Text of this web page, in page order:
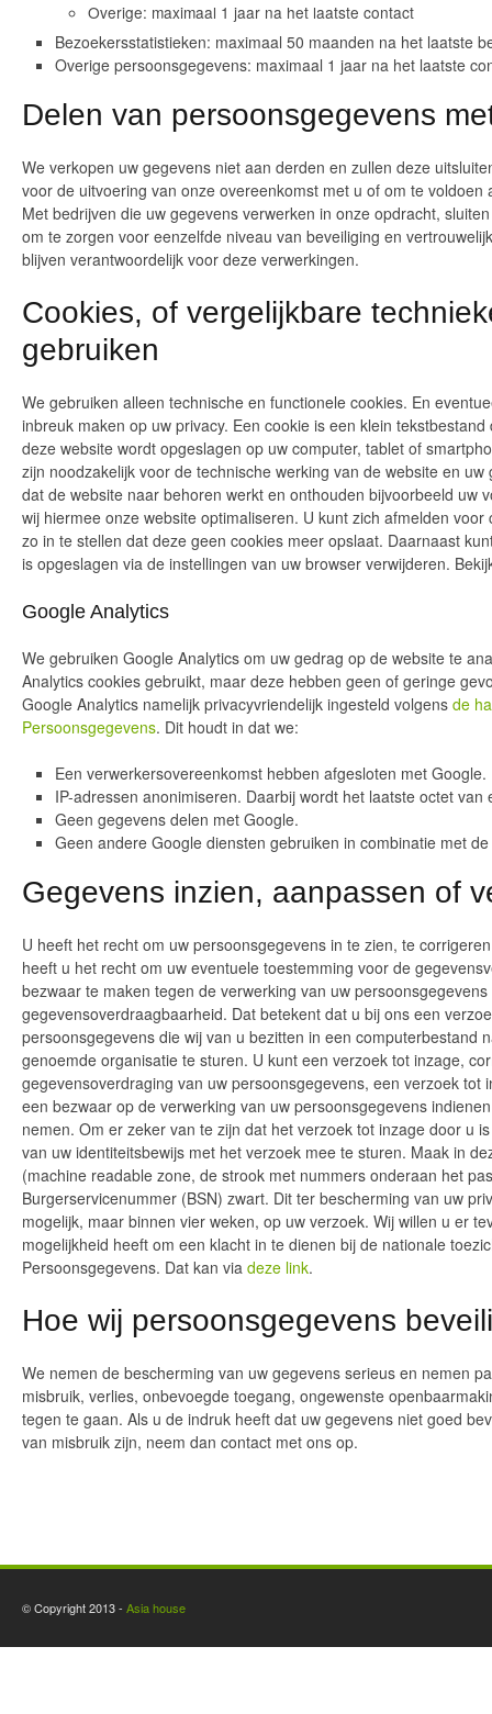
Overige: maximaal 1 jaar na het laatste contact
Bezoekersstatistieken: maximaal 50 maanden na het laatste
Overige persoonsgegevens: maximaal 1 jaar na het laatste
Delen van persoonsgegevens
We verkopen uw gegevens niet aan derden en zullen deze
voor de uitvoering van onze overeenkomst met u of om te voldoen
Met bedrijven die uw gegevens verwerken in onze opdracht,
om te zorgen voor eenzelfde niveau van beveiliging en
blijven verantwoordelijk voor deze verwerkingen.
Cookies, of vergelijkbare
gebruiken
We gebruiken alleen technische en functionele cookies. En
inbreuk maken op uw privacy. Een cookie is een klein
deze website wordt opgeslagen op uw computer, tablet of
zijn noodzakelijk voor de technische werking van de website en
dat de website naar behoren werkt en onthouden bijvoorbeeld uw
wij hiermee onze website optimaliseren. U kunt zich afmelden
zo in te stellen dat deze geen cookies meer opslaat. Daarnaast
is opgeslagen via de instellingen van uw browser verwijderen.
Google Analytics
We gebruiken Google Analytics om uw gedrag op de website te
Analytics cookies gebruikt, maar deze hebben geen of geringe
Google Analytics namelijk privacyvriendelijk ingesteld volgens de
Persoonsgegevens. Dit houdt in dat we:
Een verwerkersovereenkomst hebben afgesloten met Google.
IP-adressen anonimiseren. Daarbij wordt het laatste octet van
Geen gegevens delen met Google.
Geen andere Google diensten gebruiken in combinatie met
Gegevens inzien, aanpassen of
U heeft het recht om uw persoonsgegevens in te zien, te
heeft u het recht om uw eventuele toestemming voor de
bezwaar te maken tegen de verwerking van uw
gegevensoverdraagbaarheid. Dat betekent dat u bij ons een
persoonsgegevens die wij van u bezitten in een computerbestand
genoemde organisatie te sturen. U kunt een verzoek tot inzage,
gegevensoverdraging van uw persoonsgegevens, een verzoek tot
een bezwaar op de verwerking van uw persoonsgegevens
nemen. Om er zeker van te zijn dat het verzoek tot inzage door u
van uw identiteitsbewijs met het verzoek mee te sturen. Maak in
(machine readable zone, de strook met nummers onderaan het
Burgerservicenummer (BSN) zwart. Dit ter bescherming van uw
mogelijk, maar binnen vier weken, op uw verzoek. Wij willen u er
mogelijkheid heeft om een klacht in te dienen bij de nationale
Persoonsgegevens. Dat kan via deze link.
Hoe wij persoonsgegevens
We nemen de bescherming van uw gegevens serieus en nemen
misbruik, verlies, onbevoegde toegang, ongewenste
tegen te gaan. Als u de indruk heeft dat uw gegevens niet goed
van misbruik zijn, neem dan contact met ons op.
© Copyright 2013 - Asia house